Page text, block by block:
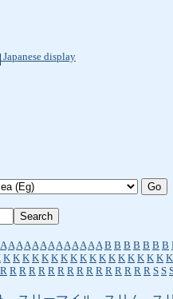
Japanese display
A A A A A A A A A A A A A B B B B B B B
K K K K K K K K K K K K K K K K K K
R R R R R R R R R R R R R R R R S S